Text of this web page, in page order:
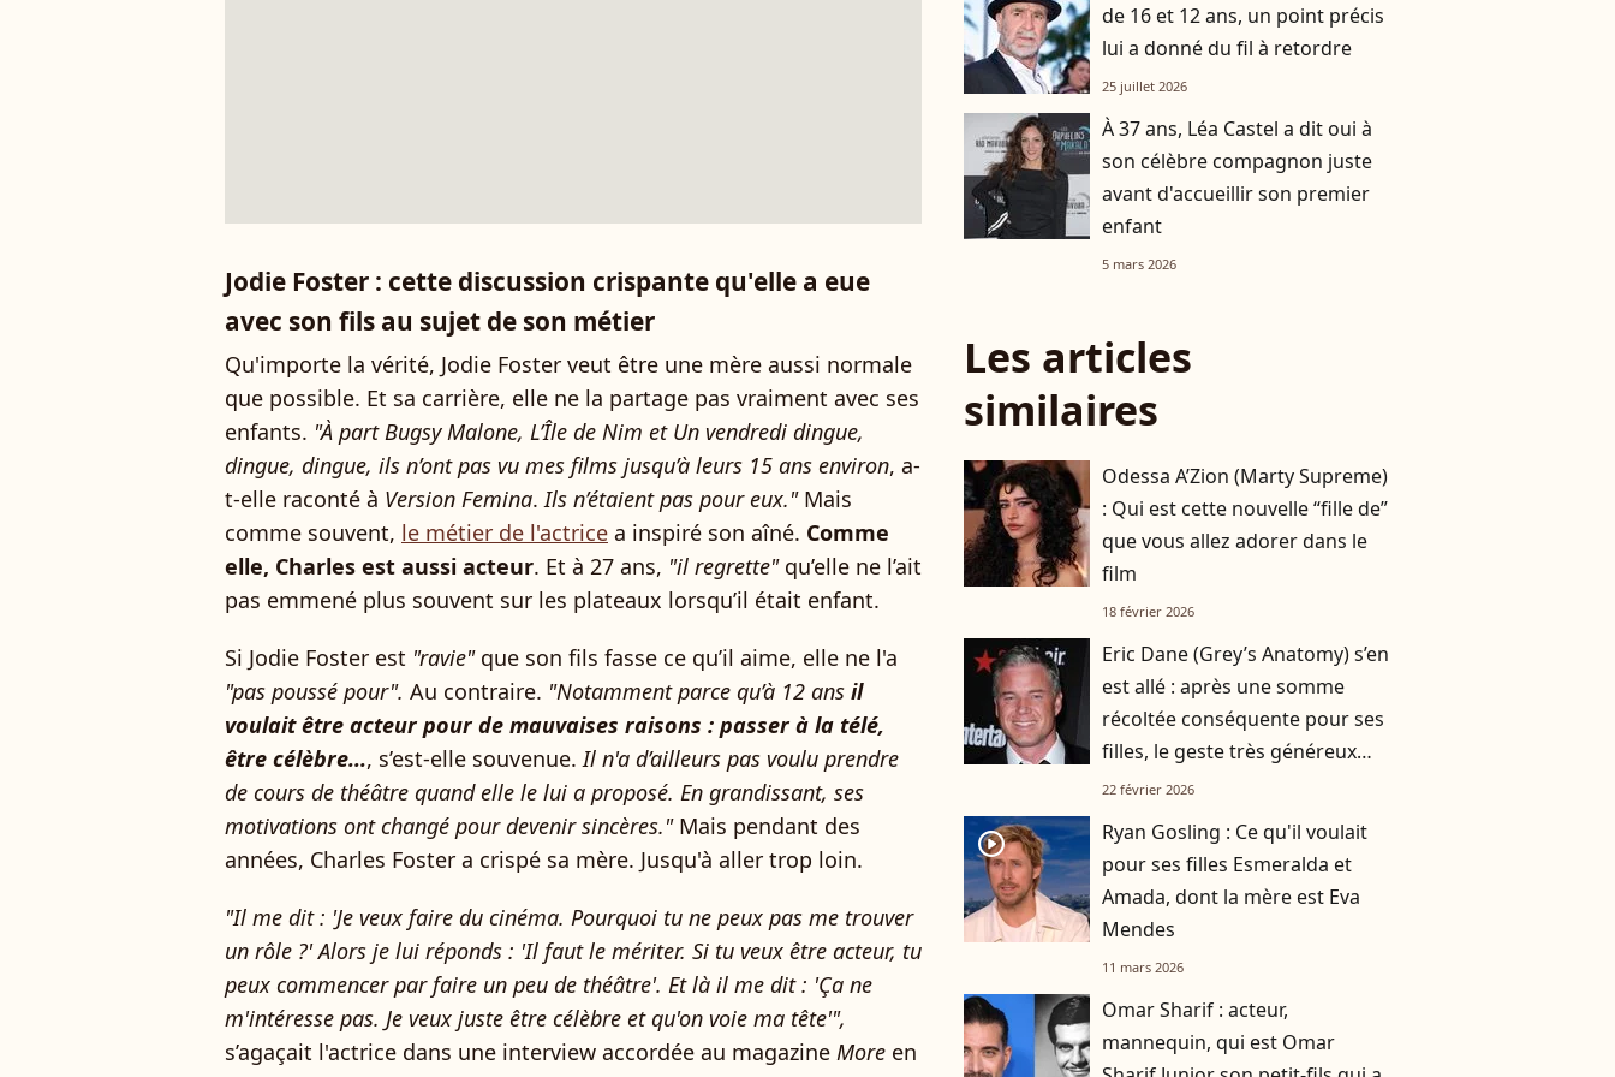
Jodie Foster : cette discussion crispante qu'elle a eue
avec son fils au sujet de son métier
Qu'importe la vérité, Jodie Foster veut être une mère aussi normale
que possible. Et sa carrière, elle ne la partage pas vraiment avec ses
enfants. "À part Bugsy Malone, L’Île de Nim et Un vendredi dingue,
dingue, dingue, ils n’ont pas vu mes films jusqu’à leurs 15 ans environ, a-
t-elle raconté à Version Femina.Ils n’étaient pas pour eux."Mais
comme souvent, le métier de l'actrice a inspiré son aîné. Comme
elle, Charles est aussi acteur. Et à 27 ans, "il regrette" qu’elle ne l’ait
pas emmené plus souvent sur les plateaux lorsqu’il était enfant.
Si Jodie Foster est "ravie" que son fils fasse ce qu’il aime, elle ne l'a
"pas poussé pour". Au contraire. "Notamment parce qu’à 12 ans il
voulait être acteur pour de mauvaises raisons : passer à la télé,
être célèbre..., s’est-elle souvenue.Il n'a d’ailleurs pas voulu prendre
de cours de théâtre quand elle le lui a proposé. En grandissant, ses
motivations ont changé pour devenir sincères."Mais pendant des
années, Charles Foster a crispé sa mère. Jusqu'à aller trop loin.
"Il me dit : 'Je veux faire du cinéma. Pourquoi tu ne peux pas me trouver
un rôle ?' Alors je lui réponds : 'Il faut le mériter. Si tu veux être acteur, tu
peux commencer par faire un peu de théâtre'. Et là il me dit : 'Ça ne
m'intéresse pas. Je veux juste être célèbre et qu'on voie ma tête'",
s’agaçait l'actrice dans une interview accordée au magazine More en
de 16 et 12 ans, un point précis
lui a donné du fil à retordre
25 juillet 2026
À 37 ans, Léa Castel a dit oui à
son célèbre compagnon juste
avant d'accueillir son premier
enfant
5 mars 2026
Les articles
similaires
Odessa A’Zion (Marty Supreme)
: Qui est cette nouvelle “fille de”
que vous allez adorer dans le
film
18 février 2026
Eric Dane (Grey’s Anatomy) s’en
est allé : après une somme
récoltée conséquente pour ses
filles, le geste très généreux
d’une grande star attire
22 février 2026
player2
Ryan Gosling : Ce qu'il voulait
pour ses filles Esmeralda et
Amada, dont la mère est Eva
Mendes
11 mars 2026
Omar Sharif : acteur,
mannequin, qui est Omar